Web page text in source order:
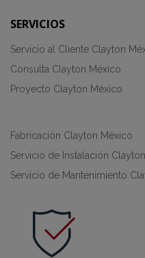
SERVICIOS
Servicio al Cliente Clayton
Consulta Clayton México
Proyecto Clayton México
Fabricación Clayton México
Servicio de Instalación
Servicio de Mantenimiento